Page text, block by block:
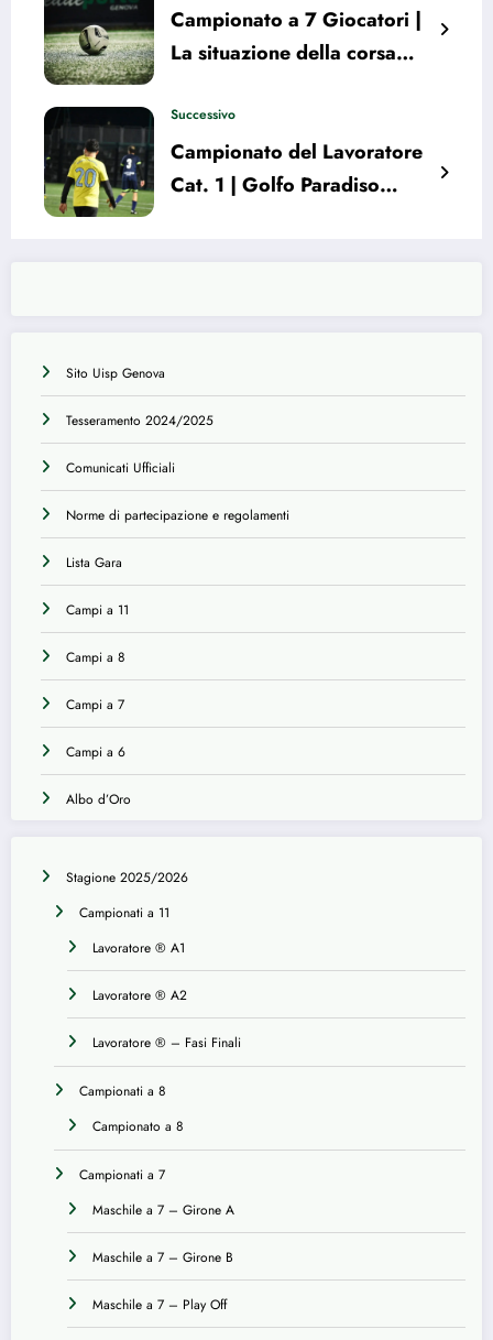
Sito Uisp Genova
Tesseramento 2024/2025
Comunicati Ufficiali
Norme di partecipazione e regolamenti
Lista Gara
Campi a 11
Campi a 8
Campi a 7
Campi a 6
Albo d’Oro
Stagione 2025/2026
Campionati a 11
Lavoratore ® A1
Lavoratore ® A2
Lavoratore ® – Fasi Finali
Campionati a 8
Campionato a 8
Campionati a 7
Maschile a 7 – Girone A
Maschile a 7 – Girone B
Maschile a 7 – Play Off
Campionato a 7 Giocatori |
La situazione della corsa
Successivo
Campionato del Lavoratore
Cat. 1 | Golfo Paradiso